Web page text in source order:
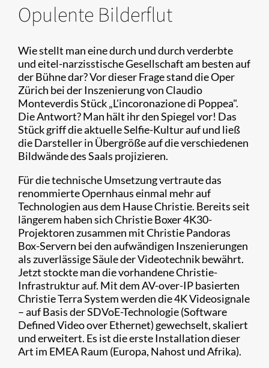
Opulente Bilderflut
Wie stellt man eine durch und durch verderbte
und eitel-narzisstische Gesellschaft am besten auf
der Bühne dar? Vor dieser Frage stand die Oper
Zürich bei der Inszenierung von Claudio
Monteverdis Stück „L'incoronazione di Poppea".
Die Antwort? Man hält ihr den Spiegel vor! Das
Stück griff die aktuelle Selfie-Kultur auf und ließ
die Darsteller in Übergröße auf die verschiedenen
Bildwände des Saals projizieren.
Für die technische Umsetzung vertraute das
renommierte Opernhaus einmal mehr auf
Technologien aus dem Hause Christie. Bereits seit
längerem haben sich Christie Boxer 4K30-
Projektoren zusammen mit Christie Pandoras
Box-Servern bei den aufwändigen Inszenierungen
als zuverlässige Säule der Videotechnik bewährt.
Jetzt stockte man die vorhandene Christie-
Infrastruktur auf. Mit dem AV-over-IP basierten
Christie Terra System werden die 4K Videosignale
– auf Basis der SDVoE-Technologie (Software
Defined Video over Ethernet) gewechselt, skaliert
und erweitert. Es ist die erste Installation dieser
Art im EMEA Raum (Europa, Nahost und Afrika).